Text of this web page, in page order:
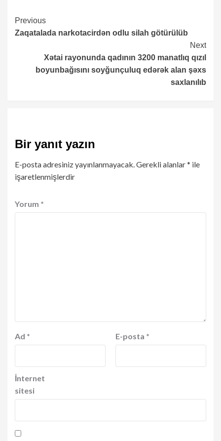
Continue
Reading
Previous
Zaqatalada narkotacirdən odlu silah götürülüb
Next
Xətai rayonunda qadının 3200 manatlıq qızıl
boyunbağısını soyğunçuluq edərək alan şəxs
saxlanılıb
Bir yanıt yazın
E-posta adresiniz yayınlanmayacak.Gerekli alanlar* ile
işaretlenmişlerdir
Yorum *
Ad * E-posta *
İnternet
sitesi